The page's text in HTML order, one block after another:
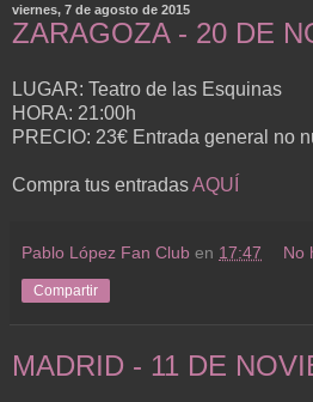
viernes, 7 de agosto de 2015
ZARAGOZA - 20 DE
LUGAR: Teatro de las Esquinas
HORA: 21:00h
PRECIO: 23€ Entrada general no
Compra tus entradasAQUÍ
Pablo López Fan Club en 17:47 No
Compartir
MADRID - 11 DE